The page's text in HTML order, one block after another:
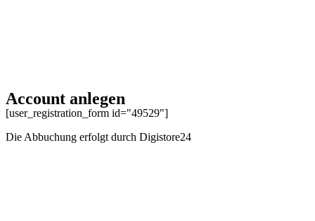
Account anlegen
[user_registration_form id="49529"]
Die Abbuchung erfolgt durch Digistore24